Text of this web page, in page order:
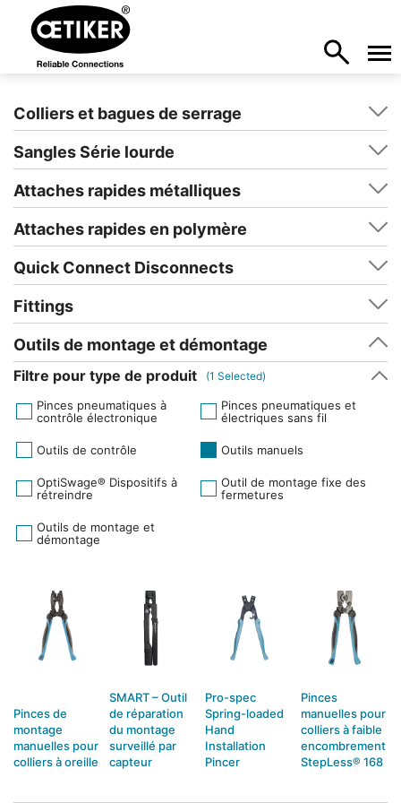
Colliers et bagues de serrage
Sangles Série lourde
Attaches rapides métalliques
Attaches rapides en polymère
Quick Connect Disconnects
Fittings
Outils de montage et démontage
Filtre pour type de produit (1 Selected)
Pinces pneumatiques à
contrôle électronique
Pinces pneumatiques et
électriques sans fil
Outils de contrôle Outils manuels
OptiSwage® Dispositifs à
rétreindre
Outil de montage fixe des
fermetures
Outils de montage et
démontage
Pinces de
montage
manuelles pour
colliers à oreille
SMART – Outil
de réparation
du montage
surveillé par
capteur
Pro-spec
Spring-loaded
Hand
Installation
Pincer
Pinces
manuelles pour
colliers à faible
encombrement
StepLess® 168